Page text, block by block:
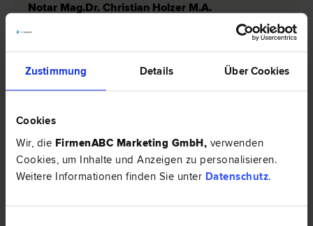
Zustimmung Details Über Cookies
Cookies
Wir, die FirmenABC Marketing GmbH, verwenden
Cookies, um Inhalte und Anzeigen zu personalisieren.
Weitere Informationen finden Sie unter Datenschutz.
Notar Mag.Dr. Christian Holzer M.A.
Rechtsnews & Expertentipps